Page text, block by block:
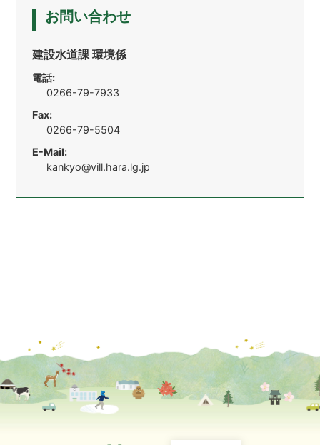
お問い合わせ
建設水道課 環境係
電話:
0266-79-7933
Fax:
0266-79-5504
E-Mail:
kankyo@vill.hara.lg.jp